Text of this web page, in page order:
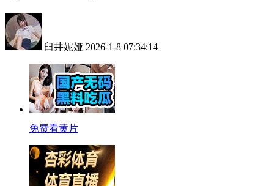
臼井妮娅 2026-1-8 07:34:14
免费看黄片